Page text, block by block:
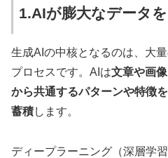
1.AIが膨大なデータ
生成AIの中核となるのは、大
プロセスです。AIは文章や画
から共通するパターンや特徴
蓄積します。
ディープラーニング（深層学